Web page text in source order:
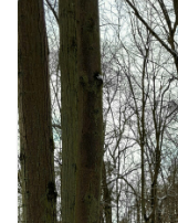
रामेश्वरम यात्रा
July 30, 2026 1